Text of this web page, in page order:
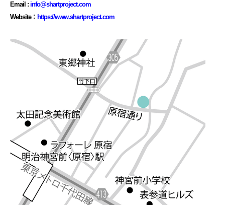
Email : info@shartproject.com
Website： https://www.shartproject.com